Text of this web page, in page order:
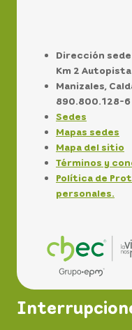
Dirección
Km 2
Manizales,
890.800.128-6
Sedes
Mapas sedes
Mapa del sitio
Términos y
Política de
personales.